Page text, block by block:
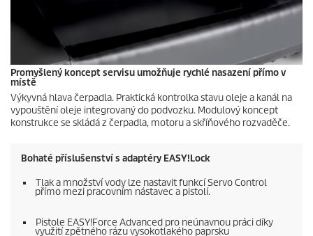
Promyšlený koncept servisu umožňuje rychlé nasazení přímo v
místě
Výkyvná hlava čerpadla. Praktická kontrolka stavu oleje a kanál na
vypouštění oleje integrovaný do podvozku. Modulový koncept
konstrukce se skládá z čerpadla, motoru a skříňového rozvaděče.
Bohaté příslušenství s adaptéry EASY!Lock
Tlak a množství vody lze nastavit funkcí Servo Control
přímo mezi pracovním nástavec a pistolí.
Pistole EASY!Force Advanced pro neúnavnou práci díky
využití zpětného rázu vysokotlakého paprsku